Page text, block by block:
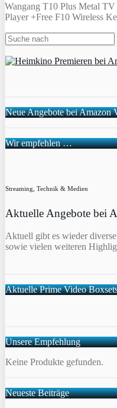
Wangang T10 Plus Metal
Player +Free F10 Wireless
Neue Angebote bei Amazon
Wir empfehlen …
Streaming, Technik & Medien
Aktuelle Angebote bei
Aktuell gibt es wieder
sowie vielen weiteren
Aktuelle Prime Video
Unsere Empfehlung
Keine Produkte gefunden.
Neueste Beiträge